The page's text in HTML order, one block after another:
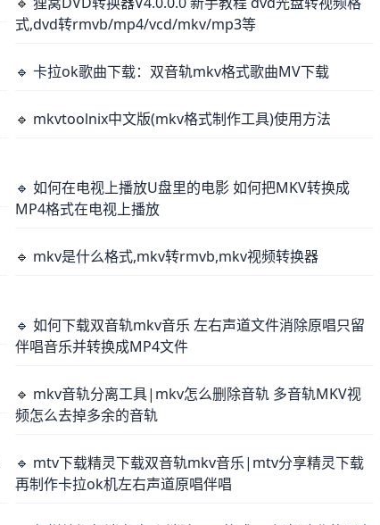
式,dvd转rmvb/mp4/vcd/mkv/mp3等
🔹 卡拉ok歌曲下载：双音轨mkv格式歌曲MV下载
🔹 mkvtoolnix中文版(mkv格式制作工具)使用方法
🔹 如何在电视上播放U盘里的电影 如何把MKV转换成
MP4格式在电视上播放
🔹 mkv是什么格式,mkv转rmvb,mkv视频转换器
🔹 如何下载双音轨mkv音乐 左右声道文件消除原唱只留
伴唱音乐并转换成MP4文件
🔹 mkv音轨分离工具|mkv怎么删除音轨 多音轨MKV视
频怎么去掉多余的音轨
🔹 mtv下载精灵下载双音轨mkv音乐|mtv分享精灵下载
再制作卡拉ok机左右声道原唱伴唱